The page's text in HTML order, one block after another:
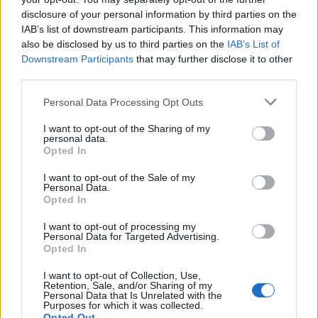
disclosure of your personal information by third parties on the
IAB’s list of downstream participants. This information may
also be disclosed by us to third parties on the IAB’s List of
Downstream Participants that may further disclose it to other
Personal Data Processing Opt Outs
I want to opt-out of the Sharing of my
personal data.
Opted In
I want to opt-out of the Sale of my
Personal Data.
Opted In
I want to opt-out of processing my
Personal Data for Targeted Advertising.
Opted In
I want to opt-out of Collection, Use,
Retention, Sale, and/or Sharing of my
Personal Data that Is Unrelated with the
Purposes for which it was collected.
Lähde: Jaromir Jagr
jatkamassa huikeaa uraansa –
NHL-pelaajat pääsevät jäälle –
Leijonat julkisti ketjut Sveitsi-peliin –
Aleksander Barkov tekee paluun
kaukaloon